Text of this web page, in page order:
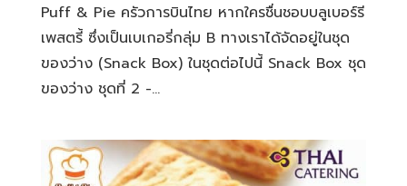
Puff & Pie ครัวการบินไทย หากใครชื่นชอบบลูเบอร์รี
เพสตรี้ ซึ่งเป็นเบเกอรี่กลุ่ม B ทางเราได้จัดอยู่ในชุด
ของว่าง (Snack Box) ในชุดต่อไปนี้ Snack Box ชุด
ของว่าง ชุดที่ 2 -...